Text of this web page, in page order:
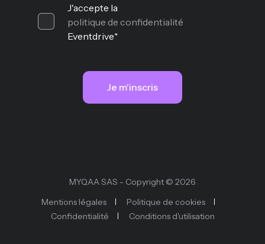
J'accepte la
politique de confidentialité
Eventdrive*
MYQAA SAS - Copyright © 2026
Mentions légales
Politique de cookies
Confidentialité
Conditions d'utilisation